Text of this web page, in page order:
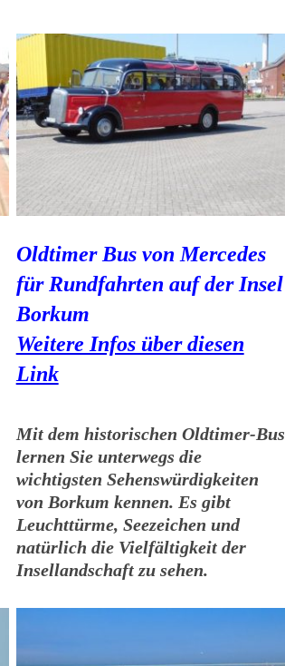
Oldtimer Bus von Mercedes
für Rundfahrten auf der Insel
Borkum
Weitere Infos über diesen
Link
Mit dem historischen Oldtimer-Bus
lernen Sie unterwegs die
wichtigsten Sehenswürdigkeiten
von Borkum kennen. Es gibt
Leuchttürme, Seezeichen und
natürlich die Vielfältigkeit der
Insellandschaft zu sehen.